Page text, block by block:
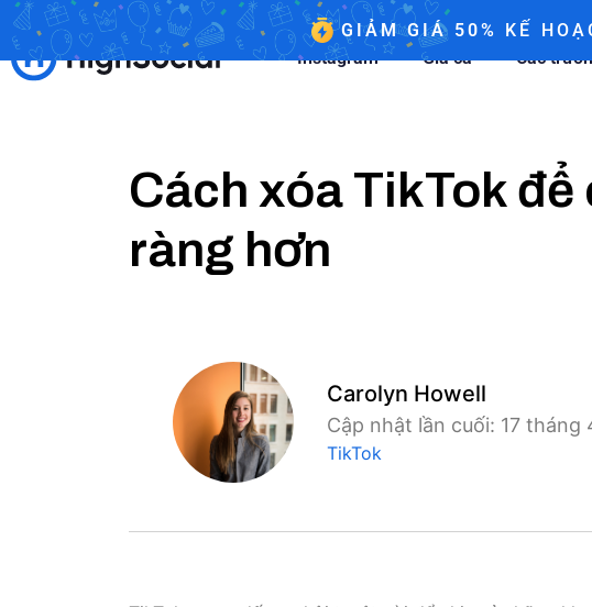
GIẢM GIÁ 50% KẾ
Instagram Giá cả Các
Cách xóa TikTok
ràng hơn
Carolyn Howell
Cập nhật lần cuối: 17 tháng
TikTok